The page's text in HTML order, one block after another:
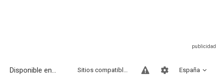
Disponible en... España
Sitios compatibles